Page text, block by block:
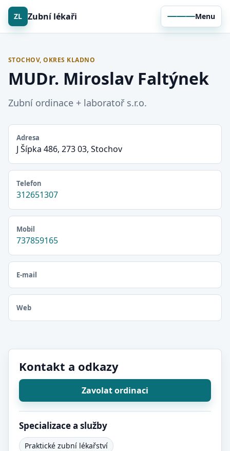
ZL Zubní lékaři Menu
STOCHOV, OKRES KLADNO
MUDr. Miroslav Faltýnek
Zubní ordinace + laboratoř s.r.o.
Adresa
J Šípka 486, 273 03, Stochov
Telefon
312651307
Mobil
737859165
E-mail
Web
Kontakt a odkazy
Zavolat ordinaci
Specializace a služby
Praktické zubní lékařství